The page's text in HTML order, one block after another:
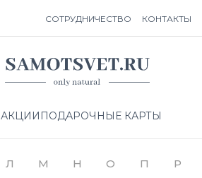
СОТРУДНИЧЕСТВО КОНТАКТЫ
АКЦИИ ПОДАРОЧНЫЕ КАРТЫ
Л М Н О П Р